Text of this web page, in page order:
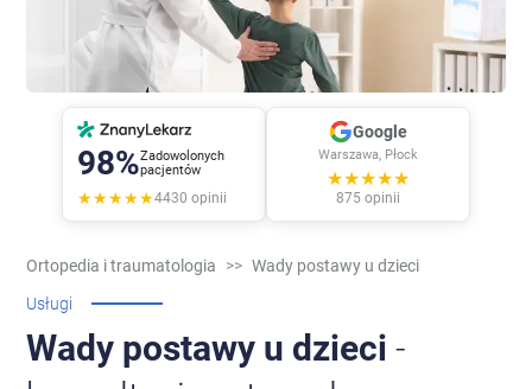
98%Zadowolonych
pacjentów
★★★★★4430 opinii
Google
Warszawa, Płock
★★★★★
875 opinii
Ortopedia i traumatologia >> Wady postawy u dzieci
Usługi
Wady postawy u dzieci -